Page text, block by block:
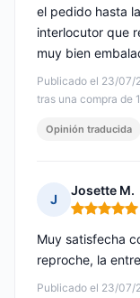
Publicado el 23/07/
tras una compra de
el pedido hasta
interlocutor que
muy bien
Opinión traducida
J
Josette M.
Nota: 5 de 5
Publicado el 23/07/
Muy satisfecha
reproche, la